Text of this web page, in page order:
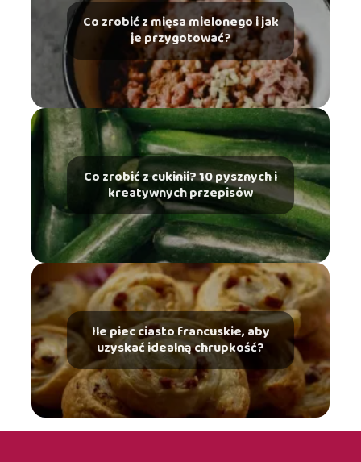
Co zrobić z mięsa mielonego i jak
je przygotować?
Co zrobić z cukinii? 10 pysznych i
kreatywnych przepisów
Ile piec ciasto francuskie, aby
uzyskać idealną chrupkość?